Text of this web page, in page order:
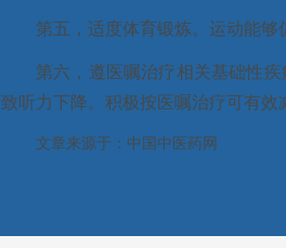
第五，适度体育锻炼。运动能够
第六，遵医嘱治疗相关基础性
致听力下降。积极按医嘱治疗可有效
文章来源于：中国中医药网